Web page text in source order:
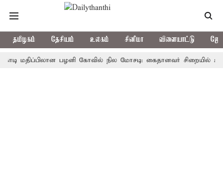
தமிழகம் தேசியம் உலகம் சினிமா விளையாட்டு
பழனி கோவில் நில மோசடி: கைதானவர் சிறையில் உயிரிழப்பு